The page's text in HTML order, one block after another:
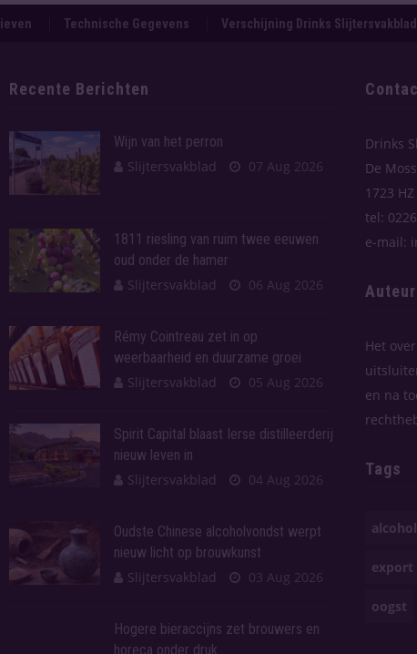
Technische Gegevens Verschijning Drinks Slijtersvakblad
Recente Berichten
Wijn van het perron
Slijtersvakblad
07 Aug 2026
1811 riesling van ruim twee eeuwen
oud onder de hamer
Slijtersvakblad
06 Aug 2026
Rémy Cointreau zet in op
weerbaarheid en duurzame groei
Slijtersvakblad
05 Aug 2026
Spirit Capital blaast Ierse distilleerderij
nieuw leven in
Slijtersvakblad
04 Aug 2026
Oudste Chinese alcoholvondst werpt
nieuw licht op brouwkunst
Slijtersvakblad
03 Aug 2026
Hogere bieraccijns zet brouwers en
horeca onder druk
Drinks
De
1723
tel:
e-mail:
Het
en na
Tags
alcohol
export
oogst